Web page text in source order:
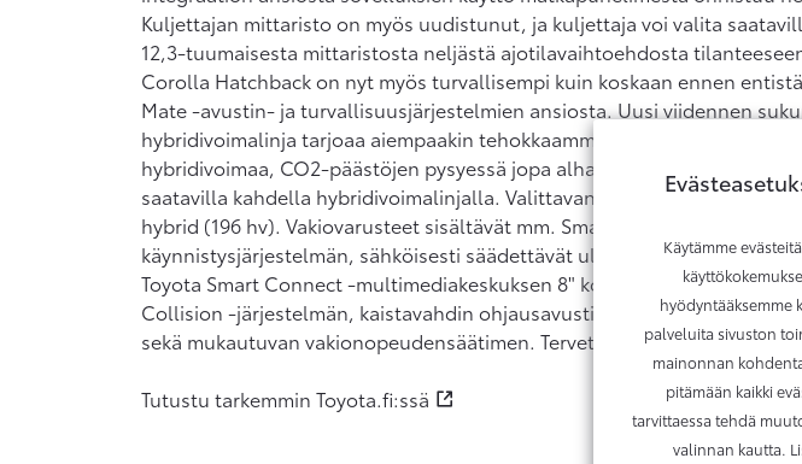
Kuljettajan mittaristo on myös uudistunut, ja kuljettaja voi valita
12,3-tuumaisesta mittaristosta neljästä ajotilavaihtoehdosta
Corolla Hatchback on nyt myös turvallisempi kuin koskaan ennen
Mate -avustin- ja turvallisuusjärjestelmien ansiosta. Uusi viidennen
hybridivoimalinja tarjoaa aiempaakin tehokkaamman kiihtyvyyden ja
hybridivoimaa, CO2-päästöjen pysyessä jopa alhaisempina kuin
saatavilla kahdella hybridivoimalinjalla. Valittavana on 1.8 litran hybrid
hybrid (196 hv). Vakiovarusteet sisältävät mm. Smart Start -avaimettoman
käynnistysjärjestelmän, sähköisesti säädettävät ulkopeilit,
Toyota Smart Connect -multimediakeskuksen 8" kosketusnäytöllä, LED-
Collision -järjestelmän, kaistavahdin ohjausavustimella,
sekä mukautuvan vakionopeudensäätimen. Tervetuloa tutustumaan ja
Tutustu tarkemmin Toyota.fi:ssä
Käytämme
hyödyntääksemme
palveluita sivuston
mainonnan
pitämään kaikki
tarvittaessa tehdä
valinnan kautta.